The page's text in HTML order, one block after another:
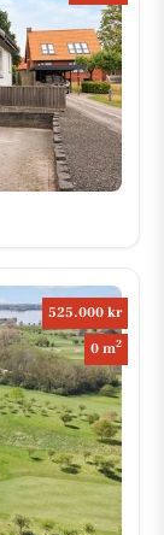
525.000 kr
0 m2